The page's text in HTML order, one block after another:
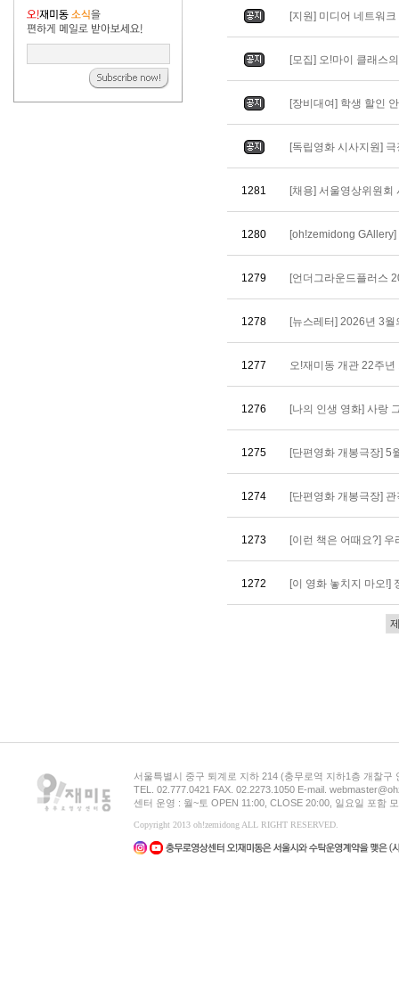
[지원] 미디어 네트워
[모집] 오!마이 클래스
[장비대여] 학생 할인
[독립영화 시사지원]
1281 [채용] 서울영상위원회
1280 [oh!zemidong
1279 [언더그라운드플러스
1278 [뉴스레터] 2026년 3
1277 오!재미동 개관 22주
1276 [나의 인생 영화] 사랑
1275 [단편영화 개봉극장] 5
1274 [단편영화 개봉극장]
1273 [이런 책은 어때요?]
1272 [이 영화 놓치지 마오!]
서울특별시 중구 퇴계로 지하 214 (충무로역 지하1층 개찰구
TEL. 02.777.0421 FAX. 02.2273.1050 E-mail.
센터 운영 : 월~토 OPEN 11:00, CLOSE 20:00, 일요일 포함
Copyright 2013 oh!zemidong ALL RIGHT RESERVED.